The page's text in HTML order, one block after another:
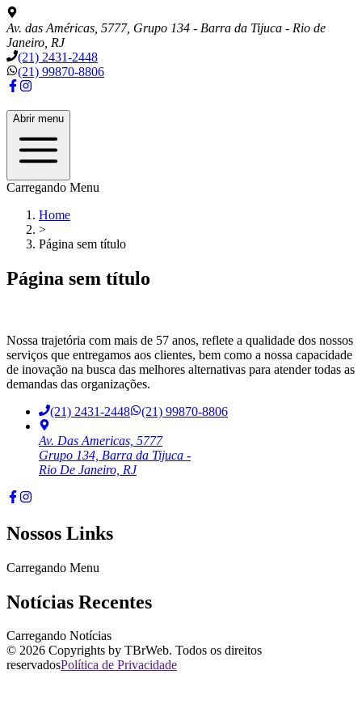
Av. das Américas, 5777, Grupo 134 - Barra da Tijuca - Rio de
Janeiro, RJ
(21) 2431-2448
(21) 99870-8806
Abrir menu
Carregando Menu
Home
>
Página sem título
Página sem título
Nossa trajetória com mais de 57 anos, reflete a qualidade dos nossos
serviços que entregamos aos clientes, bem como a nossa capacidade
de inovação na busca das melhores alternativas para atender todas as
demandas das organizações.
(21) 2431-2448
(21) 99870-8806
Av. Das Americas, 5777
Grupo 134, Barra da Tijuca -
Rio De Janeiro, RJ
Nossos Links
Carregando Menu
Notícias Recentes
Carregando Notícias
© 2026 Copyrights by TBrWeb. Todos os direitos
reservadosPolítica de Privacidade